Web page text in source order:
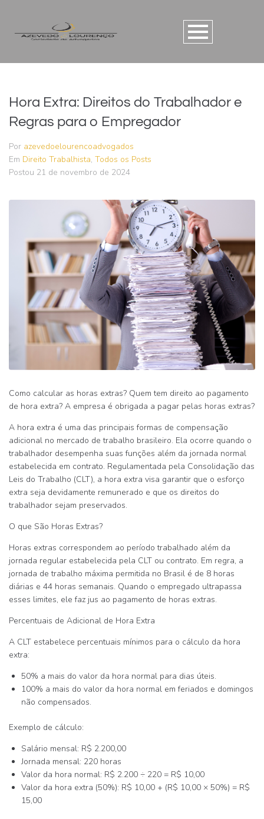
Hora Extra: Direitos do Trabalhador e
Regras para o Empregador
Por azevedoelourencoadvogados
Em Direito Trabalhista, Todos os Posts
Postou 21 de novembro de 2024
Como calcular as horas extras? Quem tem direito ao pagamento
de hora extra? A empresa é obrigada a pagar pelas horas extras?
A hora extra é uma das principais formas de compensação
adicional no mercado de trabalho brasileiro. Ela ocorre quando o
trabalhador desempenha suas funções além da jornada normal
estabelecida em contrato. Regulamentada pela Consolidação das
Leis do Trabalho (CLT), a hora extra visa garantir que o esforço
extra seja devidamente remunerado e que os direitos do
trabalhador sejam preservados.
O que São Horas Extras?
Horas extras correspondem ao período trabalhado além da
jornada regular estabelecida pela CLT ou contrato. Em regra, a
jornada de trabalho máxima permitida no Brasil é de 8 horas
diárias e 44 horas semanais. Quando o empregado ultrapassa
esses limites, ele faz jus ao pagamento de horas extras.
Percentuais de Adicional de Hora Extra
A CLT estabelece percentuais mínimos para o cálculo da hora
extra:
50% a mais do valor da hora normal para dias úteis.
100% a mais do valor da hora normal em feriados e domingos
não compensados.
Exemplo de cálculo:
Salário mensal: R$ 2.200,00
Jornada mensal: 220 horas
Valor da hora normal: R$ 2.200 ÷ 220 = R$ 10,00
Valor da hora extra (50%): R$ 10,00 + (R$ 10,00 × 50%) = R$
15,00